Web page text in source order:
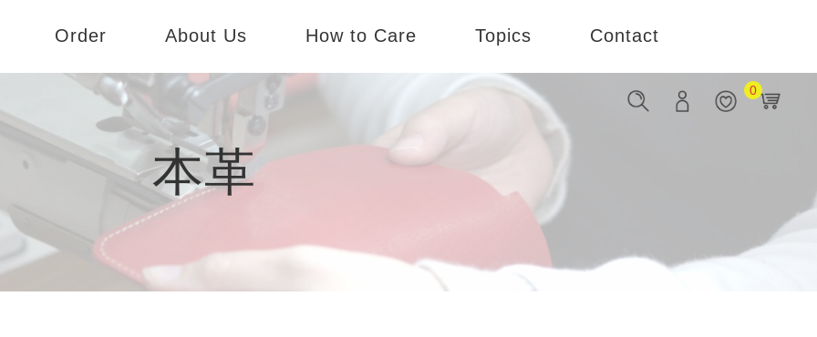
Order
オーダーのご案内
パターンオーダー
About Us
会社概要
コンセプト
実店舗のご案内
How to Care Topics
お知らせ
Contact
お問い合わせ 0
本革